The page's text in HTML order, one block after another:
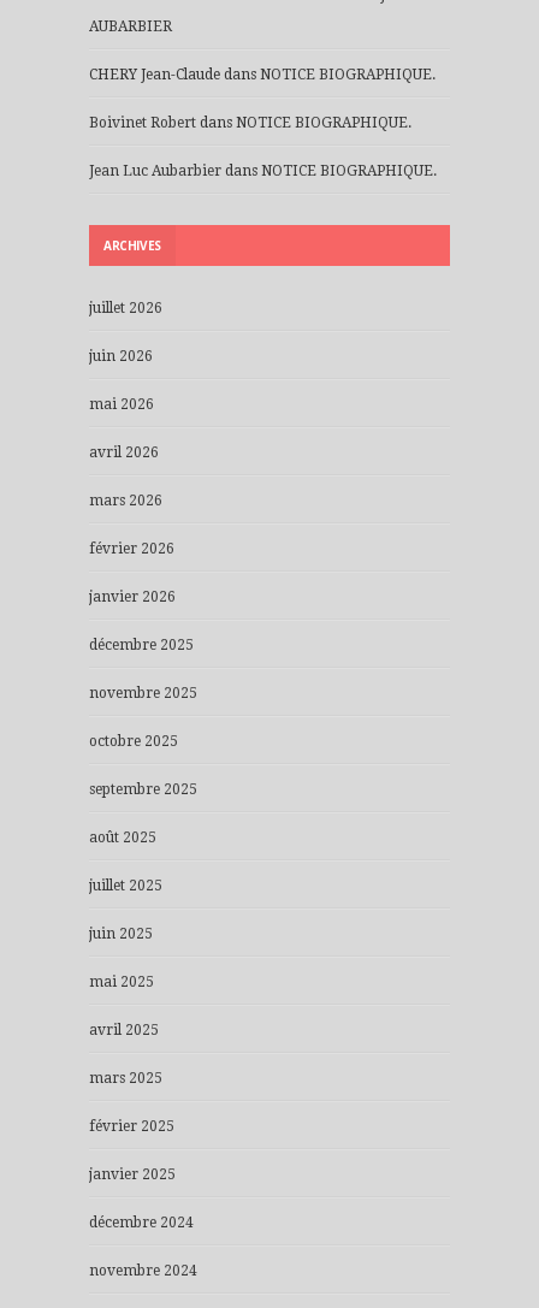
AUBARBIER
CHERY Jean-Claude dans NOTICE BIOGRAPHIQUE.
Boivinet Robert dans NOTICE BIOGRAPHIQUE.
Jean Luc Aubarbier dans NOTICE BIOGRAPHIQUE.
ARCHIVES
juillet 2026
juin 2026
mai 2026
avril 2026
mars 2026
février 2026
janvier 2026
décembre 2025
novembre 2025
octobre 2025
septembre 2025
août 2025
juillet 2025
juin 2025
mai 2025
avril 2025
mars 2025
février 2025
janvier 2025
décembre 2024
novembre 2024